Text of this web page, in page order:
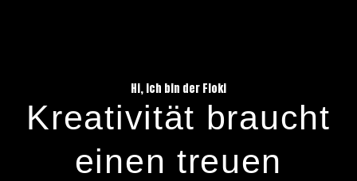
Hi, ich bin der Floki
Kreativität braucht
einen treuen